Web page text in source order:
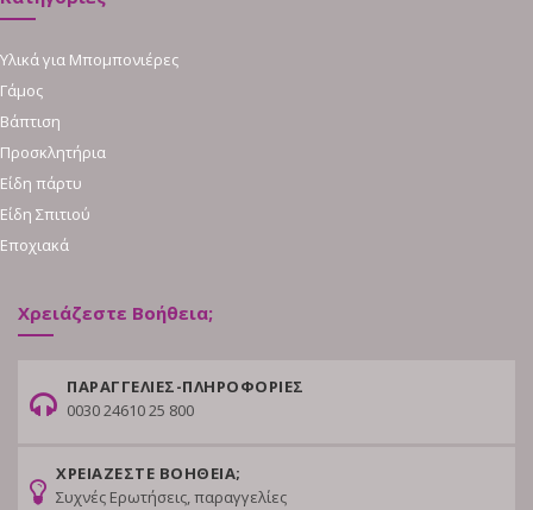
Υλικά για Μπομπονιέρες
Γάμος
Βάπτιση
Προσκλητήρια
Είδη πάρτυ
Είδη Σπιτιού
Εποχιακά
Χρειάζεστε Βοήθεια;
ΠΑΡΑΓΓΕΛΙΕΣ-ΠΛΗΡΟΦΟΡΙΕΣ
0030 24610 25 800
ΧΡΕΙΑΖΕΣΤΕ ΒΟΗΘΕΙΑ;
Συχνές Ερωτήσεις, παραγγελίες